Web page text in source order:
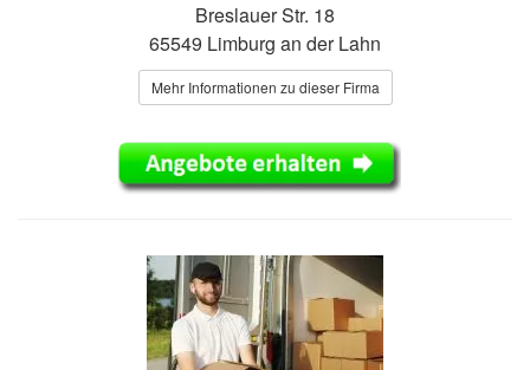
Breslauer Str. 18
65549 Limburg an der Lahn
Mehr Informationen zu dieser Firma